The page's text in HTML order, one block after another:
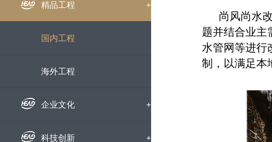
组织机构
下属公司
发展历程
荣誉资质
企业宣传片
企业新闻
通知公告
招标信息
媒体聚焦
精品工程 +
国内工程
海外工程
企业文化 +
企业文化
科技创新 +
尚风尚水
题并结合业主
水管网等进行
制，以满足本